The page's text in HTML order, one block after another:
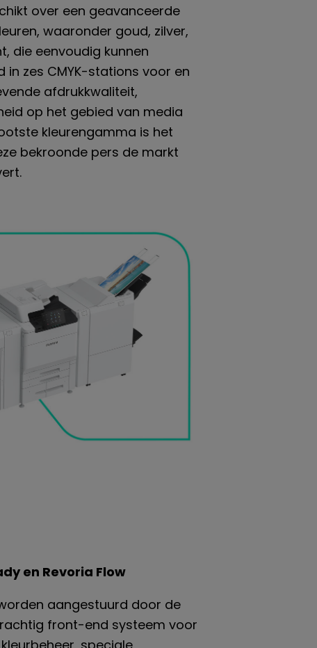
over een geavanceerde
waaronder goud, zilver,
die eenvoudig kunnen
zes CMYK-stations voor en
afdrukkwaliteit,
op het gebied van media
kleurengamma is het
bekroonde pers de markt
en Revoria Flow
aangestuurd door de
front-end systeem voor